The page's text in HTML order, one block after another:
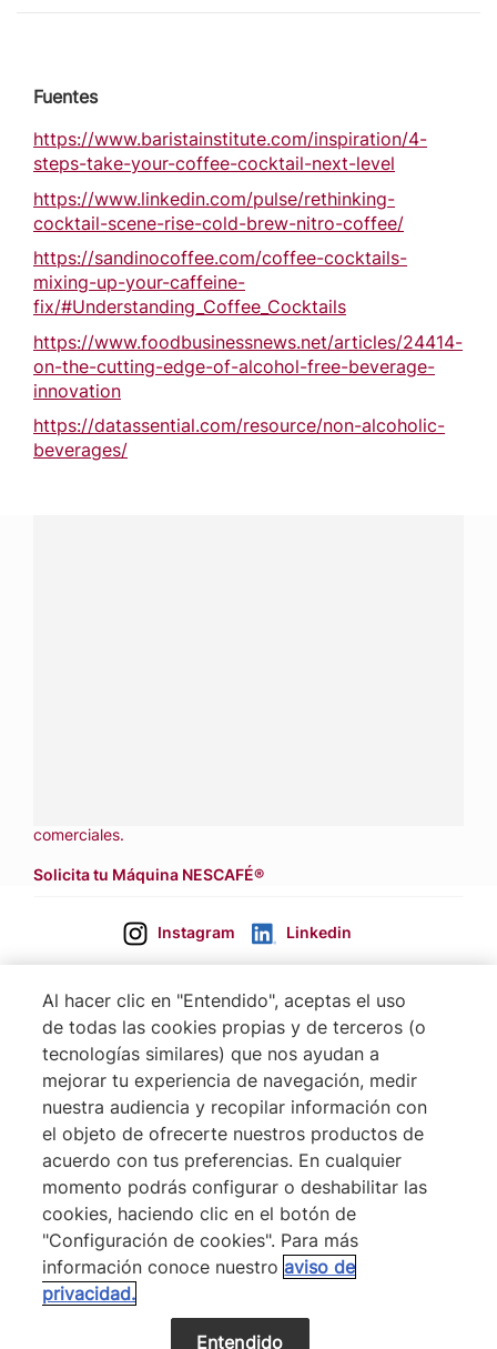
Fuentes
https://www.baristainstitute.com/inspiration/4-
steps-take-your-coffee-cocktail-next-level
https://www.linkedin.com/pulse/rethinking-
cocktail-scene-rise-cold-brew-nitro-coffee/
https://sandinocoffee.com/coffee-cocktails-
mixing-up-your-caffeine-
fix/#Understanding_Coffee_Cocktails
https://www.foodbusinessnews.net/articles/24414-
on-the-cutting-edge-of-alcohol-free-beverage-
innovation
https://datassential.com/resource/non-alcoholic-
beverages/
comerciales.
Solicita tu Máquina NESCAFÉ®
Instagram Linkedin
Footer
Terminos & Condiciones
Aviso de Cookies
Politica De Privacidad NESTLÉ
Mapa del Sitio
Al hacer clic en "Entendido", aceptas el uso
de todas las cookies propias y de terceros (o
tecnologías similares) que nos ayudan a
mejorar tu experiencia de navegación, medir
nuestra audiencia y recopilar información con
el objeto de ofrecerte nuestros productos de
acuerdo con tus preferencias. En cualquier
momento podrás configurar o deshabilitar las
cookies, haciendo clic en el botón de
"Configuración de cookies". Para más
información conoce nuestro aviso de
privacidad.
Entendido